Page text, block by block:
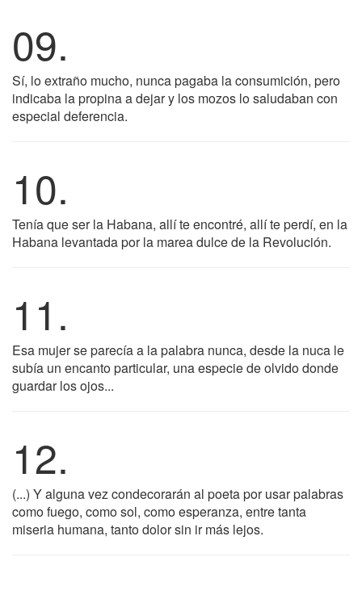
09.
Sí, lo extraño mucho, nunca pagaba la consumición, pero
indicaba la propina a dejar y los mozos lo saludaban con
especial deferencia.
10.
Tenía que ser la Habana, allí te encontré, allí te perdí, en la
Habana levantada por la marea dulce de la Revolución.
11.
Esa mujer se parecía a la palabra nunca, desde la nuca le
subía un encanto particular, una especie de olvido donde
guardar los ojos...
12.
(...) Y alguna vez condecorarán al poeta por usar palabras
como fuego, como sol, como esperanza, entre tanta
miseria humana, tanto dolor sin ir más lejos.